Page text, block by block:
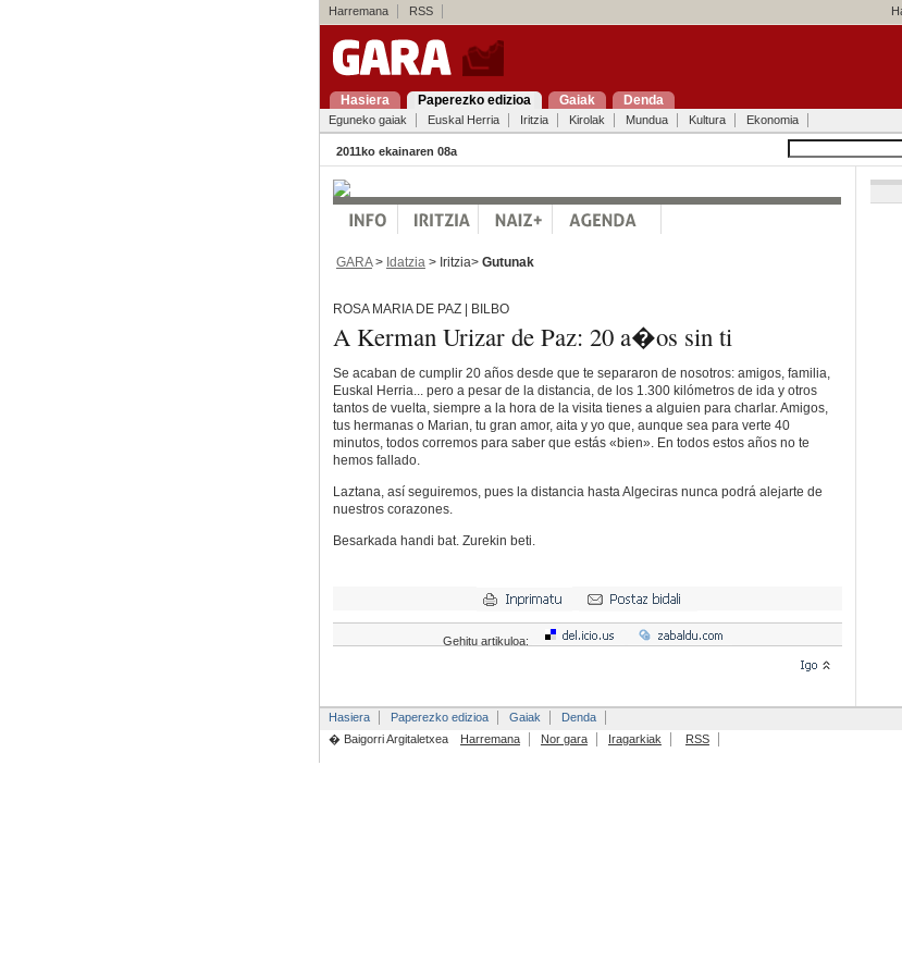
Harremana RSS
Hasiera Paperezko edizioa Gaiak Denda
Eguneko gaiak Euskal Herria Iritzia Kirolak Mundua Kultura Ekonomia
2011ko ekainaren 08a
GARA> Idatzia > Iritzia> Gutunak
ROSA MARIA DE PAZ | BILBO
A Kerman Urizar de Paz: 20 a�os sin ti
Se acaban de cumplir 20 años desde que te separaron de nosotros: amigos, familia,
Euskal Herria... pero a pesar de la distancia, de los 1.300 kilómetros de ida y otros
tantos de vuelta, siempre a la hora de la visita tienes a alguien para charlar. Amigos,
tus hermanas o Marian, tu gran amor, aita y yo que, aunque sea para verte 40
minutos, todos corremos para saber que estás «bien». En todos estos años no te
hemos fallado.
Laztana, así seguiremos, pues la distancia hasta Algeciras nunca podrá alejarte de
nuestros corazones.
Besarkada handi bat. Zurekin beti.
Gehitu artikuloa:
Hasiera Paperezko edizioa Gaiak
Denda
� Baigorri Argitaletxea
Harremana Nor gara Iragarkiak RSS